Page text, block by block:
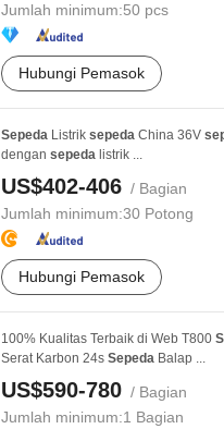
Jumlah minimum:50 pcs
Hubungi Pemasok
Sepeda Listrik sepeda China 36V
dengan sepeda listrik ...
US$402-406 / Bagian
Jumlah minimum:30 Potong
Hubungi Pemasok
100% Kualitas Terbaik di Web T800
Serat Karbon 24s Sepeda Balap ...
US$590-780 / Bagian
Jumlah minimum:1 Bagian